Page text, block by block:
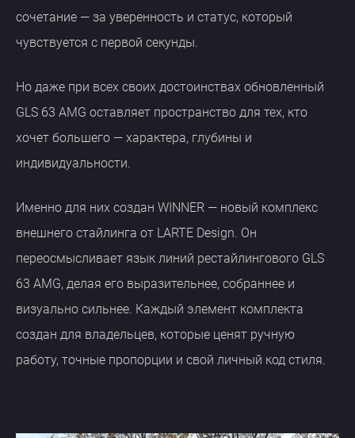
сочетание — за уверенность и статус, который
чувствуется с первой секунды.
Но даже при всех своих достоинствах обновленный
GLS 63 AMG оставляет пространство для тех, кто
хочет большего — характера, глубины и
индивидуальности.
Именно для них создан WINNER — новый комплекс
внешнего стайлинга от LARTE Design. Он
переосмысливает язык линий рестайлингового GLS
63 AMG, делая его выразительнее, собраннее и
визуально сильнее. Каждый элемент комплекта
создан для владельцев, которые ценят ручную
работу, точные пропорции и свой личный код стиля.